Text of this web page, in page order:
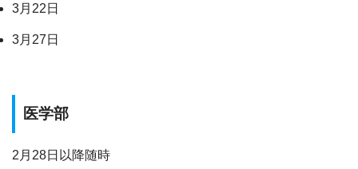
3月22日
3月27日
医学部
2月28日以降随時